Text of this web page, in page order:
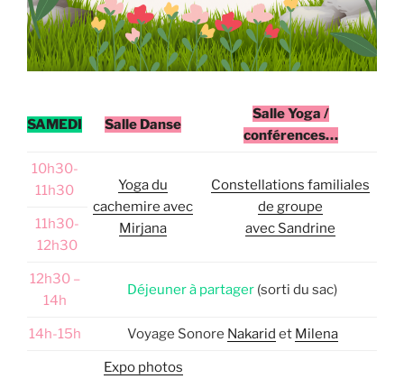
SAMEDI Salle Danse
Salle Yoga /
conférences…
10h30-
11h30
Yoga du
cachemire avec
Mirjana
Constellations familiales
de groupe
avec Sandrine
11h30-
12h30
12h30 –
14h
Déjeuner à partager (sorti du sac)
14h-15h Voyage Sonore Nakarid et Milena
Expo photos